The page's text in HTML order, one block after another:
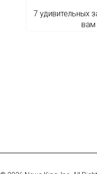
7 удивительных
вам